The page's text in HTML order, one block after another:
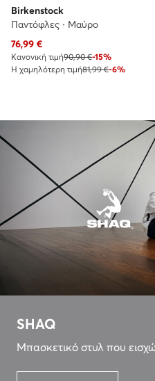
Birkenstock
Παντόφλες · Μαύρο
Τρέχουσα τιμή
76,99 €
Κανονική τιμή90,90 €-15%
Η χαμηλότερη τιμή81,99 €-6%
SHAQ
Μπασκετικό στυλ που